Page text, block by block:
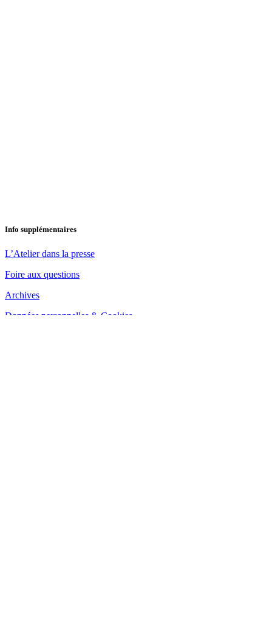
Info supplémentaires
L’Atelier dans la presse
Foire aux questions
Archives
Données personnelles & Cookies